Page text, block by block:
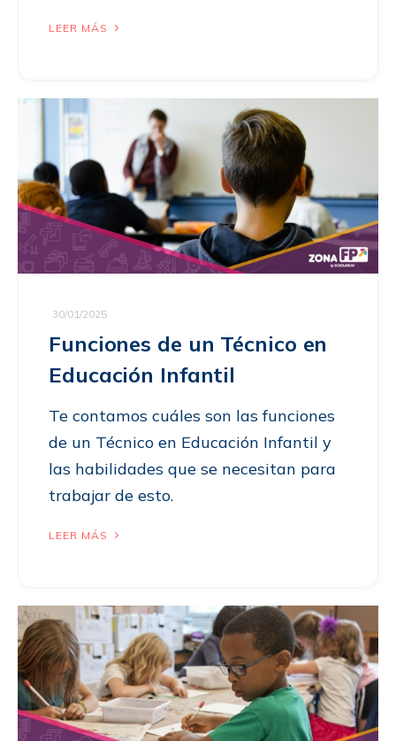
LEER MÁS
30/01/2025
Funciones de un Técnico en
Educación Infantil
Te contamos cuáles son las funciones
de un Técnico en Educación Infantil y
las habilidades que se necesitan para
trabajar de esto.
LEER MÁS